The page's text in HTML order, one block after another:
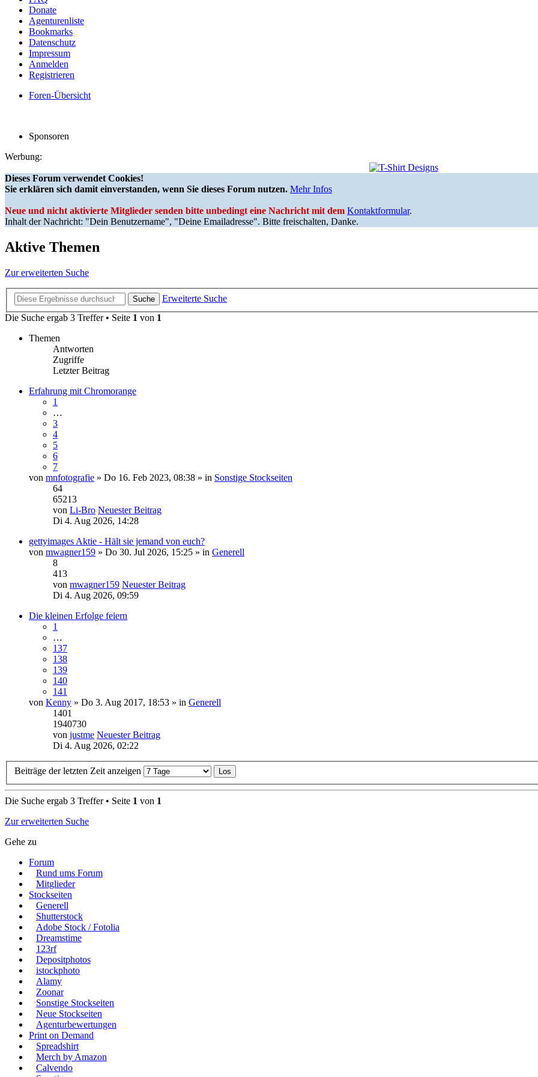
Donate
Agenturenliste
Bookmarks
Datenschutz
Impressum
Anmelden
Registrieren
Foren-Übersicht
Sponsoren
Werbung:
Dieses Forum verwendet Cookies!
Sie erklären sich damit einverstanden, wenn Sie dieses Forum nutzen. Mehr Infos
Neue und nicht aktivierte Mitglieder senden bitte unbedingt eine Nachricht mit dem Kontaktformular.
Inhalt der Nachricht: "Dein Benutzername", "Deine Emailadresse". Bitte freischalten, Danke.
Aktive Themen
Zur erweiterten Suche
Suche
Erweiterte Suche
Die Suche ergab 3 Treffer • Seite 1 von 1
Themen
Antworten
Zugriffe
Letzter Beitrag
Erfahrung mit Chromorange
1
…
3
4
5
6
7
von mnfotografie » Do 16. Feb 2023, 08:38 » in Sonstige Stockseiten
64
65213
von Li-Bro Neuester Beitrag
Di 4. Aug 2026, 14:28
gettyimages Aktie - Hält sie jemand von euch?
von mwagner159 » Do 30. Jul 2026, 15:25 » in Generell
8
413
von mwagner159 Neuester Beitrag
Di 4. Aug 2026, 09:59
Die kleinen Erfolge feiern
1
…
137
138
139
140
141
von Kenny » Do 3. Aug 2017, 18:53 » in Generell
1401
1940730
von justme Neuester Beitrag
Di 4. Aug 2026, 02:22
Beiträge der letzten Zeit anzeigen
Die Suche ergab 3 Treffer • Seite 1 von 1
Zur erweiterten Suche
Gehe zu
Forum
Rund ums Forum
Mitglieder
Stockseiten
Generell
Shutterstock
Adobe Stock / Fotolia
Dreamstime
123rf
Depositphotos
istockphoto
Alamy
Zoonar
Sonstige Stockseiten
Neue Stockseiten
Agenturbewertungen
Print on Demand
Spreadshirt
Merch by Amazon
Calvendo